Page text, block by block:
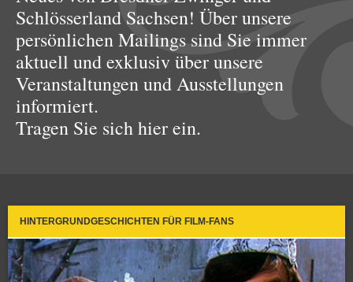
Schlösserland Sachsen! Über unsere
persönlichen Mailings sind Sie immer
aktuell und exklusiv über unsere
Veranstaltungen und Ausstellungen
informiert.
Tragen Sie sich hier ein.
HINTERGRUNDGESCHICHTEN FÜR FILM-FANS